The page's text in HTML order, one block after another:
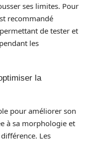
ses limites. Pour
recommandé
de tester et
les
la
pour améliorer son
à sa morphologie et
Les